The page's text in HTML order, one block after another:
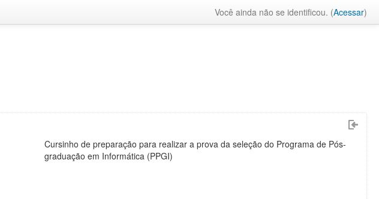
Você ainda não se identificou. (Acessar)
Cursinho de preparação para realizar a prova da seleção do Programa de Pós-
graduação em Informática (PPGI)